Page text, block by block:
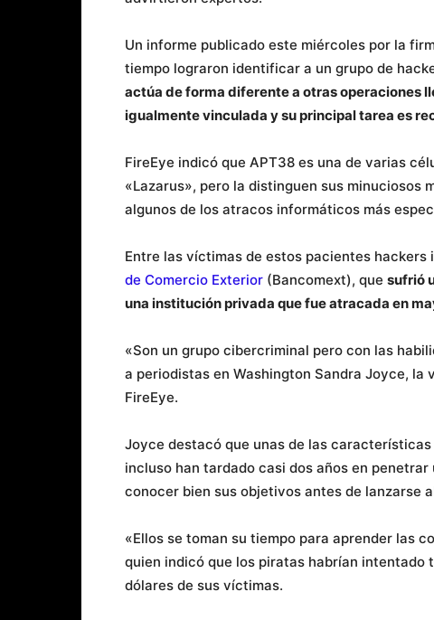
Un informe publicado este miércoles por la
tiempo lograron identificar a un grupo de
actúa de forma diferente a otras operaciones
igualmente vinculada y su principal tarea es
FireEye indicó que APT38 es una de varias
«Lazarus», pero la distinguen sus minuciosos
algunos de los atracos informáticos más
Entre las víctimas de estos pacientes
de Comercio Exterior (Bancomext), que sufrió
una institución privada que fue atracada en
«Son un grupo cibercriminal pero con las
a periodistas en Washington Sandra Joyce,
FireEye.
Joyce destacó que unas de las
incluso han tardado casi dos años en
conocer bien sus objetivos antes de lanzarse
«Ellos se toman su tiempo para aprender las
quien indicó que los piratas habrían intentado
dólares de sus víctimas.